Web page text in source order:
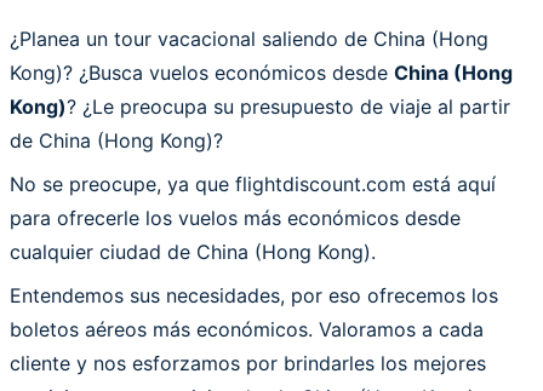
¿Planea un tour vacacional saliendo de China (Hong
Kong)? ¿Busca vuelos económicos desde China (Hong
Kong)? ¿Le preocupa su presupuesto de viaje al partir
de China (Hong Kong)?
No se preocupe, ya que flightdiscount.com está aquí
para ofrecerle los vuelos más económicos desde
cualquier ciudad de China (Hong Kong).
Entendemos sus necesidades, por eso ofrecemos los
boletos aéreos más económicos. Valoramos a cada
cliente y nos esforzamos por brindarles los mejores